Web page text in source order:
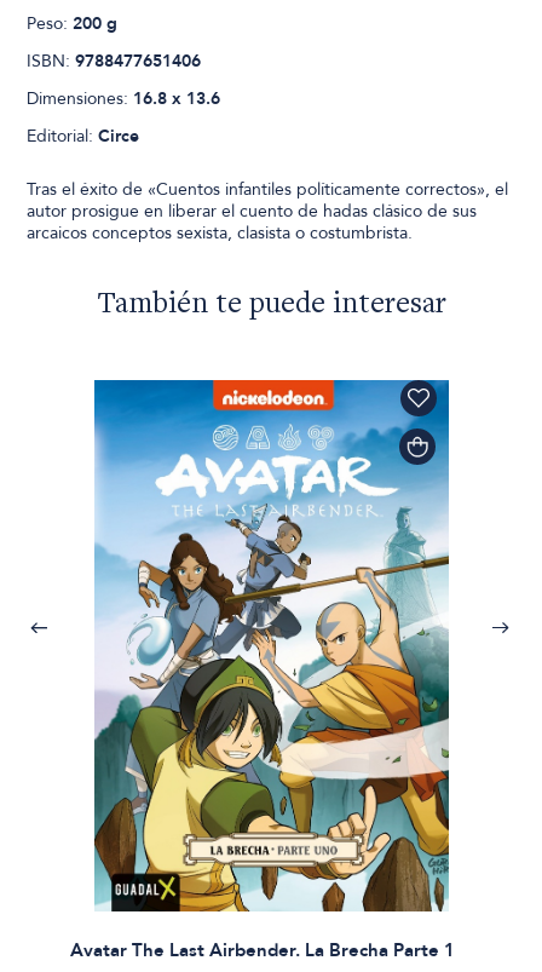
Peso:200 g
ISBN:9788477651406
Dimensiones: 16.8 x 13.6
Editorial:Circe
Tras el éxito de «Cuentos infantiles políticamente correctos», el
autor prosigue en liberar el cuento de hadas clásico de sus
arcaicos conceptos sexista, clasista o costumbrista.
También te puede interesar
Avatar The Last Airbender. La Brecha Parte 1